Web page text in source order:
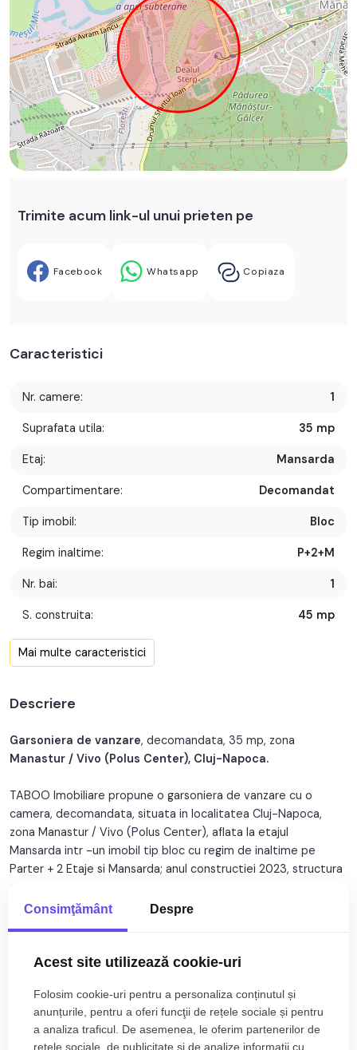
Trimite acum link-ul unui prieten pe
Facebook Whatsapp Copiaza
Caracteristici
Nr. camere: 1
Suprafata utila: 35 mp
Etaj: Mansarda
Compartimentare: Decomandat
Tip imobil: Bloc
Regim inaltime: P+2+M
Nr. bai: 1
S. construita: 45 mp
Confort:
Nr. balcoane:
Nr. parcari:
Structura: Caramida
Mai multe caracteristici
Descriere
Garsoniera de vanzare, decomandata, 35 mp, zona
Manastur / Vivo (Polus Center), Cluj-Napoca.
TABOO Imobiliare propune o garsoniera de vanzare cu o
camera, decomandata, situata in localitatea Cluj-Napoca,
zona Manastur / Vivo (Polus Center), aflata la etajul
Mansarda intr -un imobil tip bloc cu regim de inaltime pe
Parter + 2 Etaje si Mansarda; anul constructiei 2023, structura
• Bucatarie cu balcon ;
• Dormitor
Finisajele interioare sunt moderne :
Specificații
Curent
Apa
Consimţământ Despre
Acest site utilizează cookie-uri
Folosim cookie-uri pentru a personaliza conținutul și
anunțurile, pentru a oferi funcţii de rețele sociale și pentru
a analiza traficul. De asemenea, le oferim partenerilor de
rețele sociale, de publicitate şi de analize informații cu